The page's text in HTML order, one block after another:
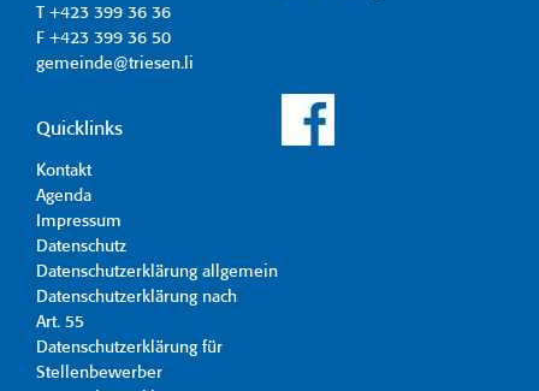
T +423 399 36 36
F +423 399 36 50
gemeinde@triesen.li
Quicklinks
Kontakt
Agenda
Impressum
Datenschutz
Datenschutzerklärung allgemein
Datenschutzerklärung nach
Art. 55
Datenschutzerklärung für
Stellenbewerber